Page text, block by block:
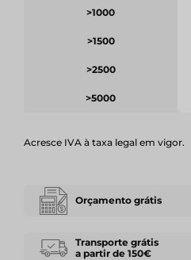
>1000
>1500
>2500
>5000
Acresce IVA à taxa legal em vigor.
Orçamento grátis
Transporte grátis
a partir de 150€